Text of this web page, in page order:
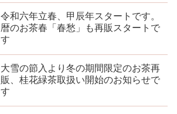
令和六年立春、甲辰年スタートです。
暦のお茶春「春愁」も再販スタートで
す
大雪の節入より冬の期間限定のお茶再
販、桂花緑茶取扱い開始のお知らせで
す